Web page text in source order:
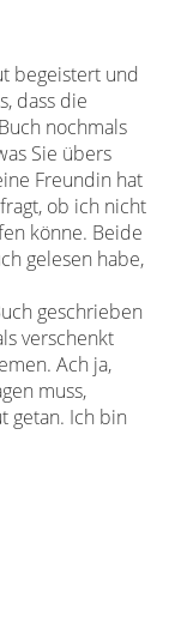
begeistert und
dass die
nochmals
Sie übers
Freundin hat
ob ich nicht
könne. Beide
gelesen habe,
geschrieben
verschenkt
Ach ja,
muss,
getan. Ich bin